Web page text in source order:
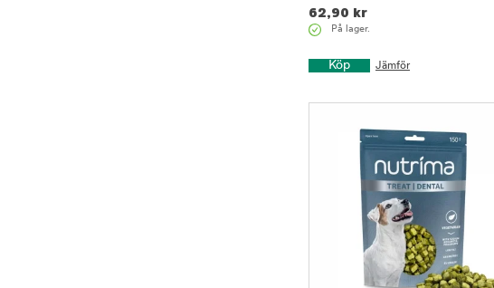
62,90 kr
På lager.
Köp Jämför